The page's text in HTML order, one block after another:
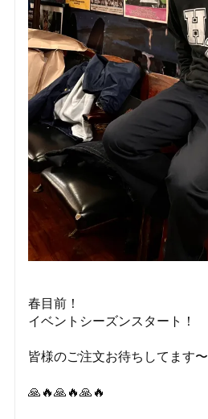
春目前！
イベントシーズンスタート！
皆様のご注文お待ちしてます〜
🙏🔥🙏🔥🙏🔥